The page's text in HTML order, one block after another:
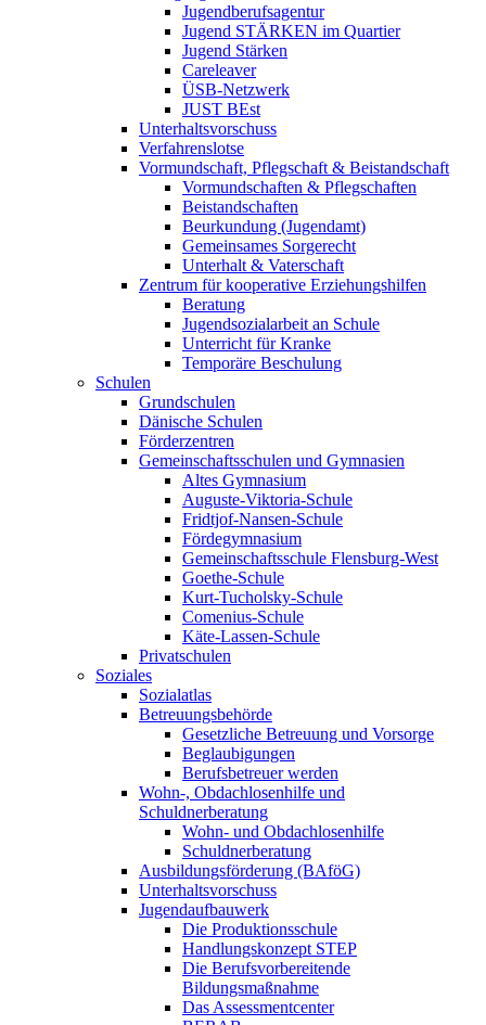
Jugendberufsagentur
Jugend STÄRKEN im Quartier
Jugend Stärken
Careleaver
ÜSB-Netzwerk
JUST BEst
Unterhaltsvorschuss
Verfahrenslotse
Vormundschaft, Pflegschaft & Beistandschaft
Vormundschaften & Pflegschaften
Beistandschaften
Beurkundung (Jugendamt)
Gemeinsames Sorgerecht
Unterhalt & Vaterschaft
Zentrum für kooperative Erziehungshilfen
Beratung
Jugendsozialarbeit an Schule
Unterricht für Kranke
Temporäre Beschulung
Schulen
Grundschulen
Dänische Schulen
Förderzentren
Gemeinschaftsschulen und Gymnasien
Altes Gymnasium
Auguste-Viktoria-Schule
Fridtjof-Nansen-Schule
Fördegymnasium
Gemeinschaftsschule Flensburg-West
Goethe-Schule
Kurt-Tucholsky-Schule
Comenius-Schule
Käte-Lassen-Schule
Privatschulen
Soziales
Sozialatlas
Betreuungsbehörde
Gesetzliche Betreuung und Vorsorge
Beglaubigungen
Berufsbetreuer werden
Wohn-, Obdachlosenhilfe und
Schuldnerberatung
Wohn- und Obdachlosenhilfe
Schuldnerberatung
Ausbildungsförderung (BAföG)
Unterhaltsvorschuss
Jugendaufbauwerk
Die Produktionsschule
Handlungskonzept STEP
Die Berufsvorbereitende
Bildungsmaßnahme
Das Assessmentcenter